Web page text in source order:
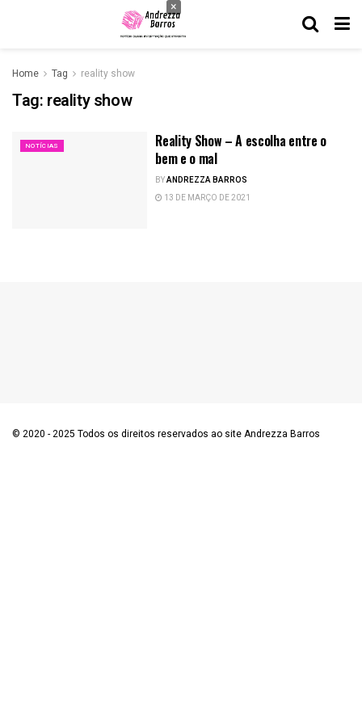
Home Tag reality show
Tag: reality show
NOTÍCIAS
Reality Show – A escolha entre o
bem e o mal
BYANDREZZA BARROS
13 DE MARÇO DE 2021
© 2020 - 2025 Todos os direitos reservados ao site Andrezza Barros
×